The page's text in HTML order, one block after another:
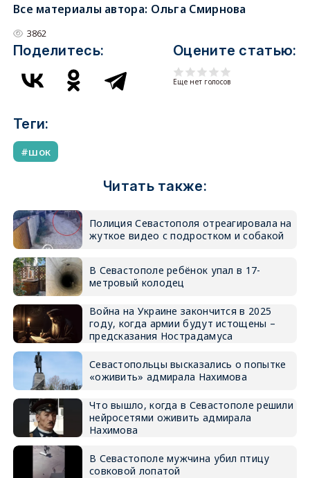
Все материалы автора: Ольга Смирнова
3862
Поделитесь: Оцените статью:
Еще нет голосов
Теги:
шок
Читать также:
Полиция Севастополя отреагировала на
жуткое видео с подростком и собакой
В Севастополе ребёнок упал в 17-
метровый колодец
Война на Украине закончится в 2025
году, когда армии будут истощены –
предсказания Нострадамуса
Севастопольцы высказались о попытке
«оживить» адмирала Нахимова
Что вышло, когда в Севастополе решили
нейросетями оживить адмирала
Нахимова
В Севастополе мужчина убил птицу
совковой лопатой